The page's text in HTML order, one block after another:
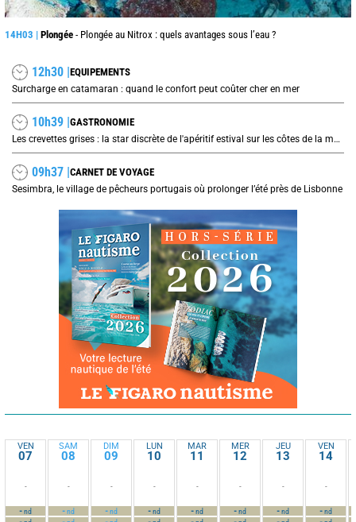
14H03 | Plongée - Plongée au Nitrox : quels avantages sous l’eau ?
12h30 |EQUIPEMENTS
Surcharge en catamaran : quand le confort peut coûter cher en mer
10h39 |GASTRONOMIE
Les crevettes grises : la star discrète de l'apéritif estival sur les côtes de la mer du Nord
09h37 |CARNET DE VOYAGE
Sesimbra, le village de pêcheurs portugais où prolonger l’été près de Lisbonne
VEN
07
-
-nd
SAM
08
-
-nd
DIM
09
-
-nd
LUN
10
-
-nd
MAR
11
-
-nd
MER
12
-
-nd
JEU
13
-
-nd
VEN
14
-
-nd